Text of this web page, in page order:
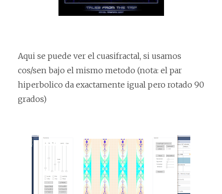
Aqui se puede ver el cuasifractal, si usamos
cos/sen bajo el mismo metodo (nota: el par
hiperbolico da exactamente igual pero rotado 90
grados)